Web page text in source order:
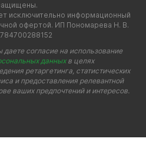
исключительно информационный
офертой. ИП Пономарева Н. В.
согласие на использование
данныхв целях
ретаргетинга, статистических
и предоставления релевантной
ваших предпочтений и интересов.